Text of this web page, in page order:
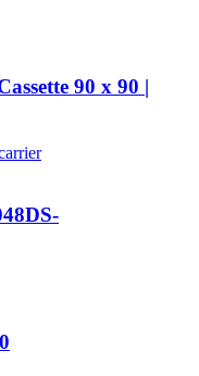
90 x 90 |